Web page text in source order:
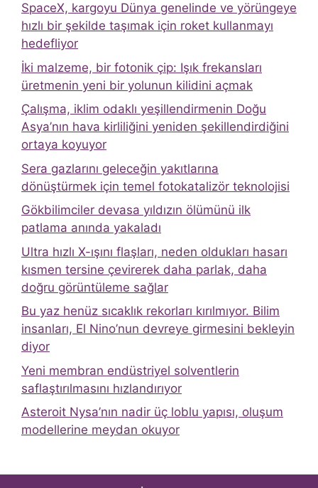
SpaceX, kargoyu Dünya genelinde ve yörüngeye
hızlı bir şekilde taşımak için roket kullanmayı
hedefliyor
İki malzeme, bir fotonik çip: Işık frekansları
üretmenin yeni bir yolunun kilidini açmak
Çalışma, iklim odaklı yeşillendirmenin Doğu
Asya’nın hava kirliliğini yeniden şekillendirdiğini
ortaya koyuyor
Sera gazlarını geleceğin yakıtlarına
dönüştürmek için temel fotokatalizör teknolojisi
Gökbilimciler devasa yıldızın ölümünü ilk
patlama anında yakaladı
Ultra hızlı X-ışını flaşları, neden oldukları hasarı
kısmen tersine çevirerek daha parlak, daha
doğru görüntüleme sağlar
Bu yaz henüz sıcaklık rekorları kırılmıyor. Bilim
insanları, El Nino’nun devreye girmesini bekleyin
diyor
Yeni membran endüstriyel solventlerin
saflaştırılmasını hızlandırıyor
Asteroit Nysa’nın nadir üç loblu yapısı, oluşum
modellerine meydan okuyor